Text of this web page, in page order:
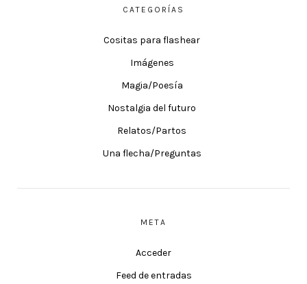
CATEGORÍAS
Cositas para flashear
Imágenes
Magia/Poesía
Nostalgia del futuro
Relatos/Partos
Una flecha/Preguntas
META
Acceder
Feed de entradas